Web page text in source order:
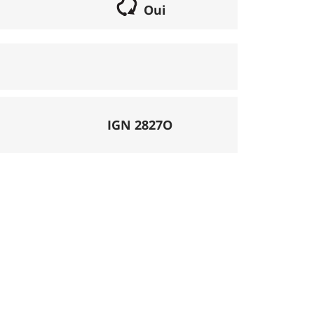
Oui
lorsqu'il s'agit d'une boucle. Les chemins
peut se réaliser avec un vélo semi
La difficulté de la descente est
IGN 2827O